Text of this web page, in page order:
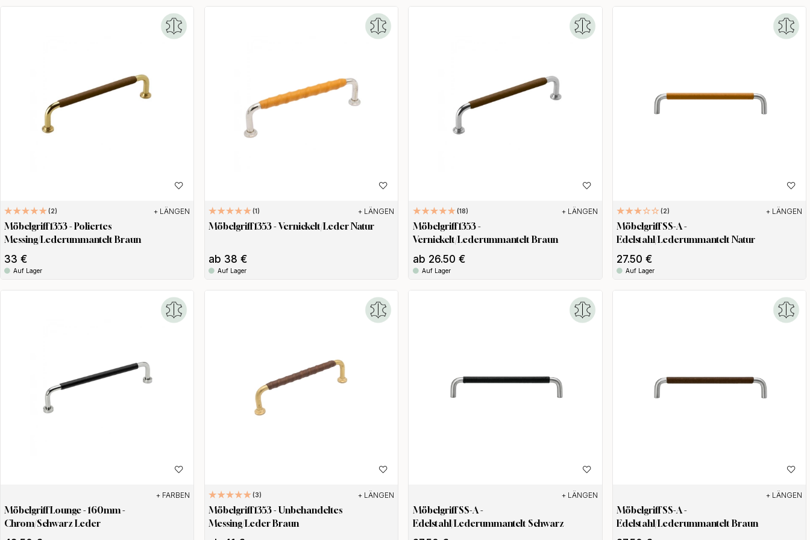
2 + LÄNGEN
Möbelgriff 1353 - Poliertes
Messing/Lederummantelt Braun
33 €
Auf Lager
1 + LÄNGEN
Möbelgriff 1353 - Vernickelt/Leder Natur
ab 38 €
Auf Lager
18 + LÄNGEN
Möbelgriff 1353 -
Vernickelt/Lederummantelt Braun
ab 26.50 €
Auf Lager
2 + LÄNGEN
Möbelgriff SS-A -
Edelstahl/Lederummantelt Natur
27.50 €
Auf Lager
+ FARBEN
Möbelgriff Lounge - 160mm -
Chrom/Schwarz Leder
3 + LÄNGEN
Möbelgriff 1353 - Unbehandeltes
Messing/Leder Braun
+ LÄNGEN
Möbelgriff SS-A -
Edelstahl/Lederummantelt Schwarz
+ LÄNGEN
Möbelgriff SS-A -
Edelstahl/Lederummantelt Braun